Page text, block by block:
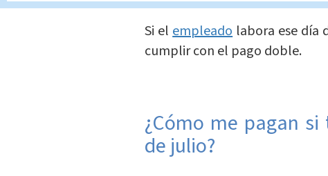
Si elempleadolabora ese día
cumplir con el pago doble.
¿Cómo me pagan
de julio?